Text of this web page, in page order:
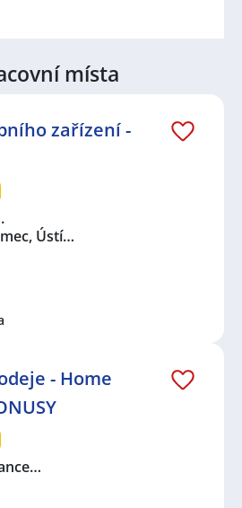
místa
zařízení -
Ústí…
- Home